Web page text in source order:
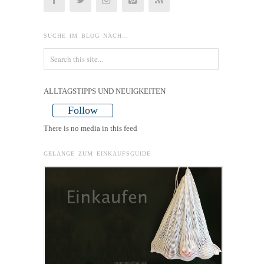
SUCHE IM BLOG NACH…
ALLTAGSTIPPS UND NEUIGKEITEN
Follow
There is no media in this feed
GELANGE ZUM EINKAUFSGUIDE